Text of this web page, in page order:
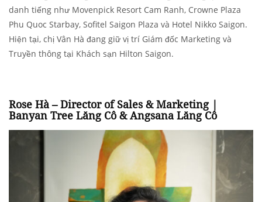
danh tiếng như Movenpick Resort Cam Ranh, Crowne Plaza
Phu Quoc Starbay, Sofitel Saigon Plaza và Hotel Nikko Saigon.
Hiện tại, chị Vân Hà đang giữ vị trí Giám đốc Marketing và
Truyền thông tại Khách sạn Hilton Saigon.
Rose Hà – Director of Sales & Marketing |
Banyan Tree Lăng Cô & Angsana Lăng Cô